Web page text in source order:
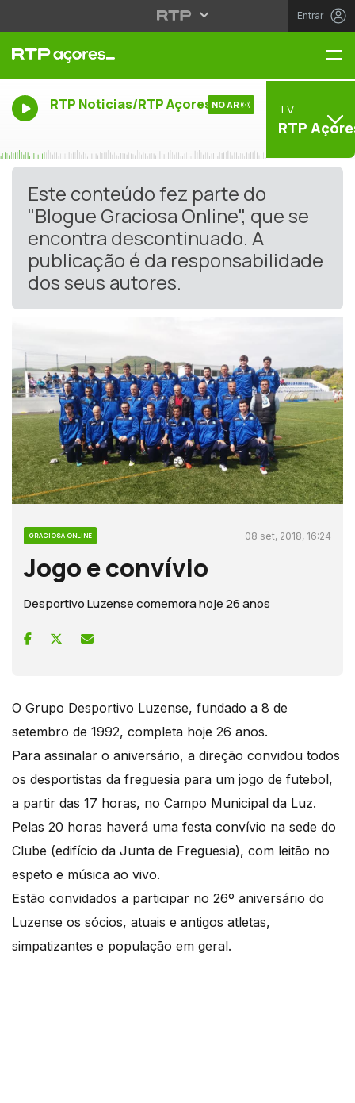
Entrar
RTP Noticias/RTP Açores NO AR TV
RTP
Este conteúdo fez parte do
"Blogue Graciosa Online", que se
encontra descontinuado. A
publicação é da responsabilidade
dos seus autores.
GRACIOSA ONLINE 08 set, 2018, 16:24
Jogo e convívio
Desportivo Luzense comemora hoje 26 anos
O Grupo Desportivo Luzense, fundado a 8 de
setembro de 1992, completa hoje 26 anos.
Para assinalar o aniversário, a direção convidou todos
os desportistas da freguesia para um jogo de futebol,
a partir das 17 horas, no Campo Municipal da Luz.
Pelas 20 horas haverá uma festa convívio na sede do
Clube (edifício da Junta de Freguesia), com leitão no
espeto e música ao vivo.
Estão convidados a participar no 26º aniversário do
Luzense os sócios, atuais e antigos atletas,
simpatizantes e população em geral.